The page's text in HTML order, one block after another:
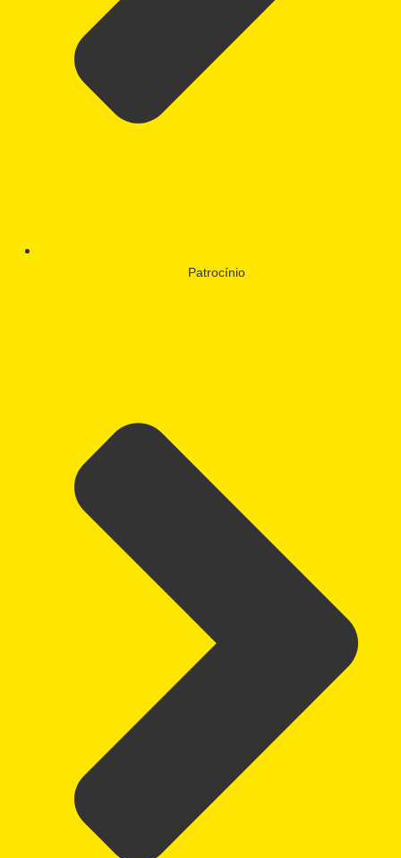
Patrocínio